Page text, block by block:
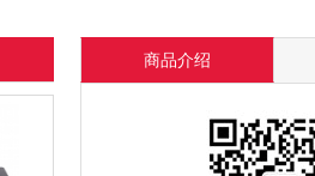
商品介绍